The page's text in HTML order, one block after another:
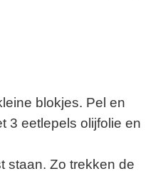
blokjes. Pel en
3 eetlepels olijfolie en
staan. Zo trekken de